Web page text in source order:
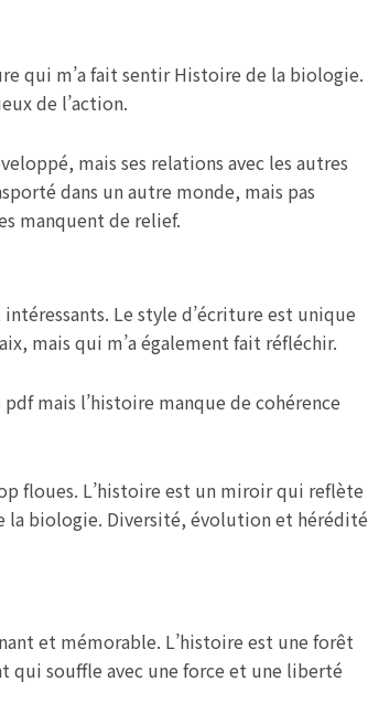
qui m’a fait sentir Histoire de la biologie.
de l’action.
mais ses relations avec les autres
dans un autre monde, mais pas
manquent de relief.
Le style d’écriture est unique
mais qui m’a également fait réfléchir.
mais l’histoire manque de cohérence
floues. L’histoire est un miroir qui reflète
la biologie. Diversité, évolution et hérédité
et mémorable. L’histoire est une forêt
qui souffle avec une force et une liberté